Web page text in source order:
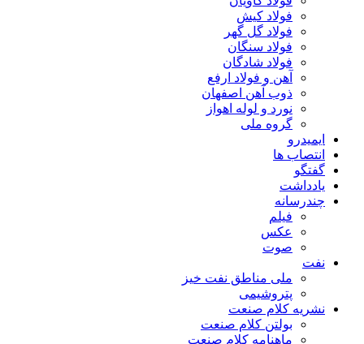
فولاد کیش
فولاد گل گهر
فولاد سنگان
فولاد شادگان
آهن و فولاد ارفع
ذوب آهن اصفهان
نورد و لوله اهواز
گروه ملی
ایمیدرو
انتصاب ها
گفتگو
یادداشت
چندرسانه
فیلم
عکس
صوت
نفت
ملی مناطق نفت خیز
پتروشیمی
نشریه کلام صنعت
بولتن کلام صنعت
ماهنامه کلام صنعت